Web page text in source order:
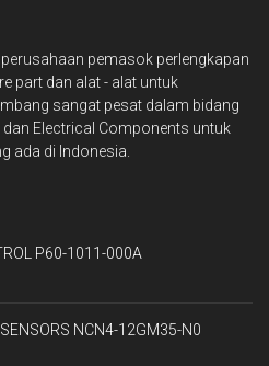
perusahaan pemasok perlengkapan
part dan alat - alat untuk
sangat pesat dalam bidang
Electrical Components untuk
ada di Indonesia.
P60-1011-000A
NCN4-12GM35-N0